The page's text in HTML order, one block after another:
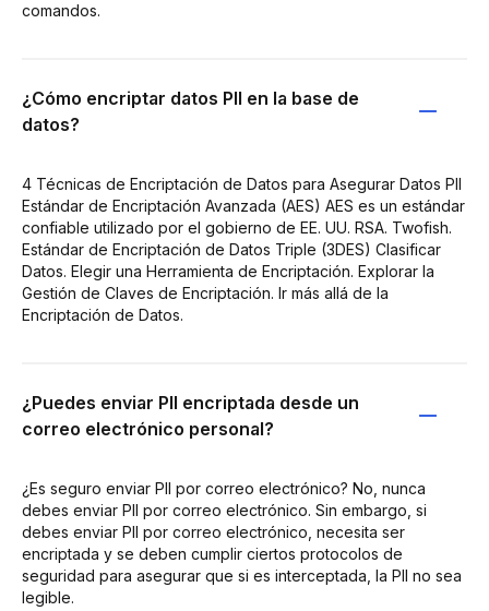
comandos.
¿Cómo encriptar datos PII en la base de
datos?
4 Técnicas de Encriptación de Datos para Asegurar Datos PII
Estándar de Encriptación Avanzada (AES) AES es un estándar
confiable utilizado por el gobierno de EE. UU. RSA. Twofish.
Estándar de Encriptación de Datos Triple (3DES) Clasificar
Datos. Elegir una Herramienta de Encriptación. Explorar la
Gestión de Claves de Encriptación. Ir más allá de la
Encriptación de Datos.
¿Puedes enviar PII encriptada desde un
correo electrónico personal?
¿Es seguro enviar PII por correo electrónico? No, nunca
debes enviar PII por correo electrónico. Sin embargo, si
debes enviar PII por correo electrónico, necesita ser
encriptada y se deben cumplir ciertos protocolos de
seguridad para asegurar que si es interceptada, la PII no sea
legible.